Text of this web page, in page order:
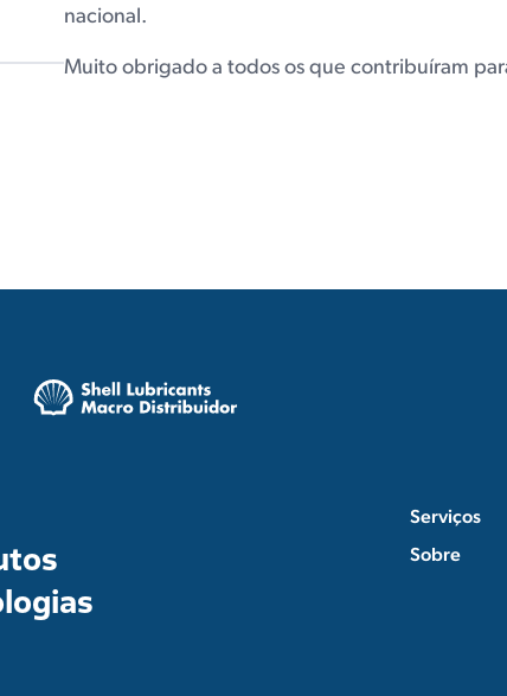
nacional.
Muito obrigado a todos os que contribuíram
Serviços
Sobre